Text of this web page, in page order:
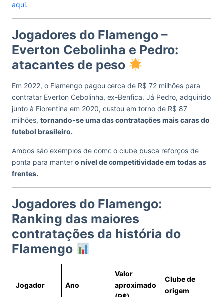
aqui.
Jogadores do Flamengo –
Everton Cebolinha e Pedro:
atacantes de peso
Em 2022, o Flamengo pagou cerca de R$ 72 milhões para
contratar Everton Cebolinha, ex-Benfica. Já Pedro, adquirido
junto à Fiorentina em 2020, custou em torno de R$ 87
milhões, tornando-se uma das contratações mais caras do
futebol brasileiro.
Ambos são exemplos de como o clube busca reforços de
ponta para manter o nível de competitividade em todas as
frentes.
Jogadores do Flamengo:
Ranking das maiores
contratações da história do
Flamengo
Jogador Ano
Valor
aproximado
Clube de
origem